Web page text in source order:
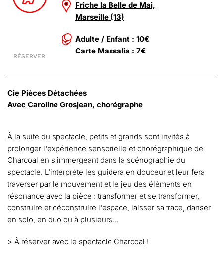
RÉSERVER
Friche la Belle de Mai,
Marseille (13)
Adulte / Enfant : 10€
Carte Massalia : 7€
Cie Pièces Détachées
Avec Caroline Grosjean, chorégraphe
À la suite du spectacle, petits et grands sont invités à
prolonger l'expérience sensorielle et chorégraphique de
Charcoal en s'immergeant dans la scénographie du
spectacle. L'interprète les guidera en douceur et leur fera
traverser par le mouvement et le jeu des éléments en
résonance avec la pièce : transformer et se transformer,
construire et déconstruire l'espace, laisser sa trace, danser
en solo, en duo ou à plusieurs...
> À réserver avec le spectacle Charcoal !